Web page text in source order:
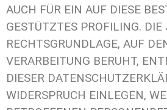
AUCH FÜR EIN AUF DIESE
GESTÜTZTES PROFILING. DIE
RECHTSGRUNDLAGE, AUF
VERARBEITUNG BERUHT,
DIESER
WIDERSPRUCH EINLEGEN,